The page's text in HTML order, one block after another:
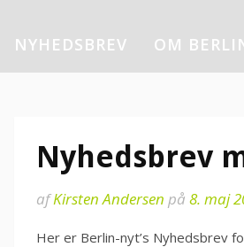
NYHEDSBREV OM
Nyhedsbrev
afKirsten Andersen på 8. maj
Her er Berlin-nyt’s Nyhedsbrev